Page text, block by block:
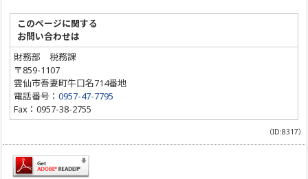
このページに関する
お問い合わせは
財務部 税務課
〒859-1107
雲仙市吾妻町牛口名714番地
電話番号：0957-47-7795
Fax：0957-38-2755
（ID:8317）